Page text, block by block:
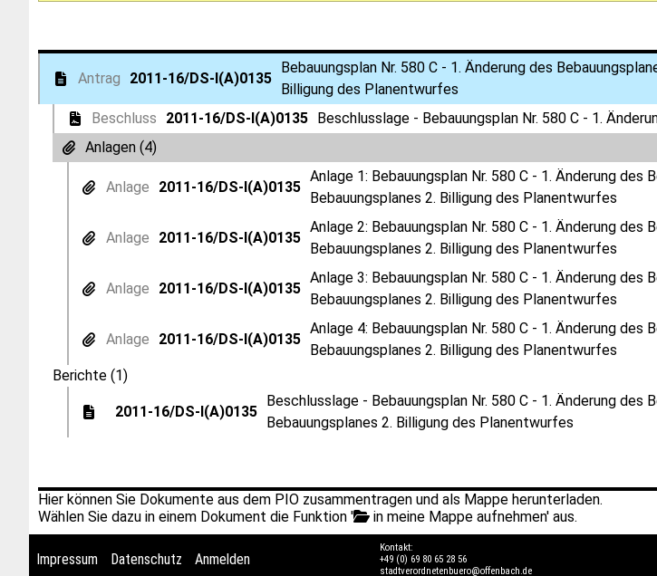
Antrag 2011-16/DS-I(A)0135
Bebauungsplan Nr. 580 C - 1. Änderung des
Billigung des Planentwurfes
Beschluss
2011-16/DS-I(A)0135 Beschlusslage - Bebauungsplan Nr. 580 C - 1.
Anlagen (4)
Anlage 2011-16/DS-I(A)0135
Anlage 1: Bebauungsplan Nr. 580 C - 1. Änderung
Bebauungsplanes 2. Billigung des Planentwurfes
Anlage 2011-16/DS-I(A)0135
Anlage 2: Bebauungsplan Nr. 580 C - 1. Änderung
Bebauungsplanes 2. Billigung des Planentwurfes
Anlage 2011-16/DS-I(A)0135
Anlage 3: Bebauungsplan Nr. 580 C - 1. Änderung
Bebauungsplanes 2. Billigung des Planentwurfes
Anlage 2011-16/DS-I(A)0135
Anlage 4: Bebauungsplan Nr. 580 C - 1. Änderung
Bebauungsplanes 2. Billigung des Planentwurfes
Berichte (1)
2011-16/DS-I(A)0135
Beschlusslage - Bebauungsplan Nr. 580 C - 1. Änderung
Bebauungsplanes 2. Billigung des Planentwurfes
Hier können Sie Dokumente aus dem PIO zusammentragen und als Mappe herunterladen.
Wählen Sie dazu in einem Dokument die Funktion '
in meine Mappe aufnehmen' aus.
Impressum Datenschutz Anmelden
Kontakt:
+49 (0) 69 80 65 28 56
stadtverordnetenbuero@offenbach.de